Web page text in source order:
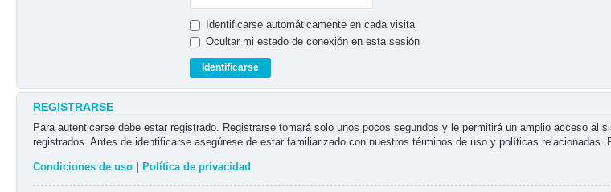
Identificarse automáticamente en cada visita
Ocultar mi estado de conexión en esta sesión
REGISTRARSE
Para autenticarse debe estar registrado. Registrarse tomará solo unos pocos segundos y le permitirá un amplio acceso
registrados. Antes de identificarse asegúrese de estar familiarizado con nuestros términos de uso y políticas
Condiciones de uso Política de privacidad